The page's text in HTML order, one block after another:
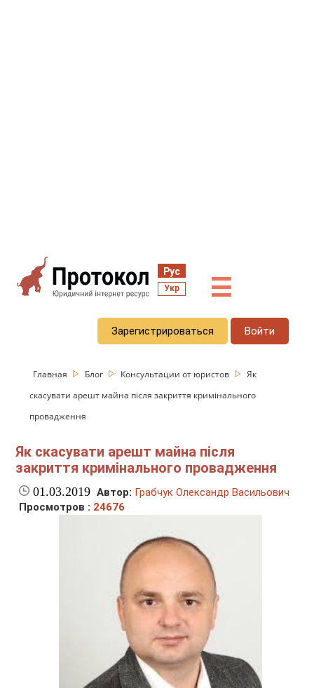
Рус
Укр ☰
Зарегистрироваться Войти
Главная Блог Консультации от юристов
Як
скасувати арешт майна після закриття кримінального
провадження
Як скасувати арешт майна після
закриття кримінального провадження
01.03.2019 Автор: Грабчук Олександр Васильович
Просмотров : 24676